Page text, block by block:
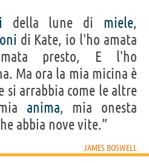
della lune di miele,
di Kate, io l'ho amata
presto, E l'ho
Ma ora la mia micina è
si arrabbia come le altre
anima, mia onesta
abbia nove vite.”
JAMES BOSWELL